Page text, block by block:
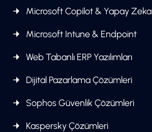
Microsoft Copilot & Yapay Zeka
Microsoft Intune & Endpoint
Web Tabanlı ERP Yazılımları
Dijital Pazarlama Çözümleri
Sophos Güvenlik Çözümleri
Kaspersky Çözümleri